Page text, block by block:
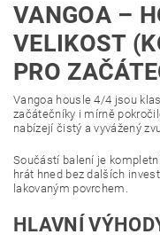
VANGOA –
VELIKOST
PRO
Vangoa housle 4/4 jsou
začátečníky i mírně
nabízejí čistý a vyvážený
Součástí balení je
hrát hned bez dalších
lakovaným povrchem.
HLAVNÍ